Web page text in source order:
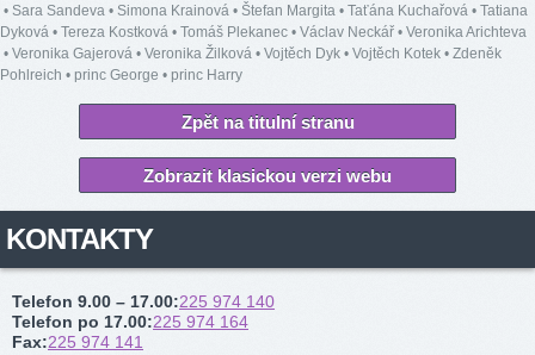
• Sara Sandeva • Simona Krainová • Štefan Margita • Taťána Kuchařová • Tatiana
Dyková • Tereza Kostková • Tomáš Plekanec • Václav Neckář • Veronika Arichteva
• Veronika Gajerová • Veronika Žilková • Vojtěch Dyk • Vojtěch Kotek • Zdeněk
Pohlreich • princ George • princ Harry
Zpět na titulní stranu
Zobrazit klasickou verzi webu
KONTAKTY
Telefon 9.00 – 17.00:225 974 140
Telefon po 17.00:225 974 164
Fax:225 974 141